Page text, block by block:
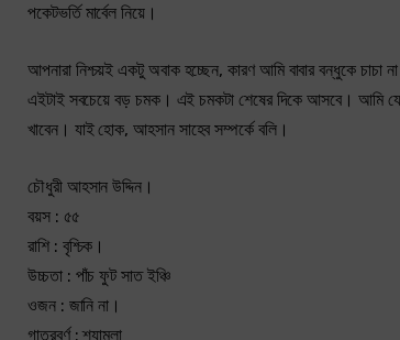
পকেটভর্তি মার্বেল নিয়ে।
আপনারা নিশ্চয়ই একটু অবাক হচ্ছেন, কারণ আমি বাবার বন্ধুকে
এইটাই সবচেয়ে বড় চমক। এই চমকটা শেষের দিকে আসবে। আমি যে
খাবেন। যাই হোক, আহসান সাহেব সম্পর্কে বলি।
চৌধুরী আহসান উদ্দিন।
বয়স : ৫৫
রাশি : বৃশ্চিক।
উচ্চতা : পাঁচ ফুট সাত ইঞ্চি
ওজন : জানি না।
গাত্রবর্ণ : শ্যামলা